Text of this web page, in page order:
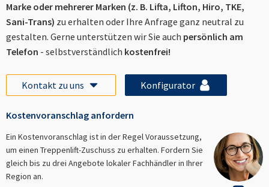
Marke oder mehrerer Marken (z. B. Lifta, Lifton, Hiro, TKE,
Sani-Trans) zu erhalten oder Ihre Anfrage ganz neutral zu
gestalten. Gerne unterstützen wir Sie auch persönlich am
Telefon - selbstverständlich kostenfrei!
Kontakt zu uns Konfigurator
Kostenvoranschlag anfordern
Ein Kostenvoranschlag ist in der Regel Voraussetzung,
um einen Treppenlift-Zuschuss zu erhalten. Fordern Sie
gleich bis zu drei Angebote lokaler Fachhändler in Ihrer
Region an.